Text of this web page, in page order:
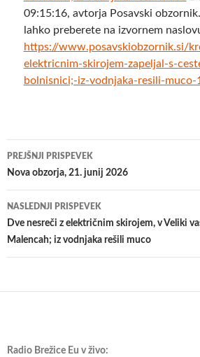
09:15:16, avtorja Posavski
lahko preberete na izvornem
https://www.posavskiobzornik.si/
elektricnim-skirojem-zapeljal-s-
bolnisnici;-iz-vodnjaka-resili-muco-
Krmarjenje
po
prispevkih
PREJŠNJI PRISPEVEK
Nova obzorja, 21. junij 2026
NASLEDNJI PRISPEVEK
Dve nesreči z električnim skirojem, v Veliki
Malencah; iz vodnjaka rešili muco
Radio Brežice Eu v živo: